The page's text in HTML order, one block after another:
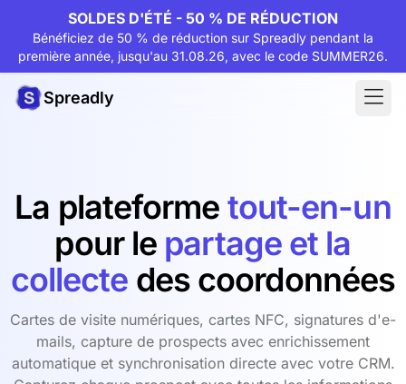
SOLDES D'ÉTÉ - 50 % DE RÉDUCTION
Bénéficiez de 50 % de réduction sur Spreadly pendant la
première année, jusqu'au 31.08.26, avec le code SUMMER26.
Spreadly
La plateforme tout-en-un
pour le partage et la
collecte des coordonnées
Cartes de visite numériques, cartes NFC, signatures d'e-
mails, capture de prospects avec enrichissement
automatique et synchronisation directe avec votre CRM.